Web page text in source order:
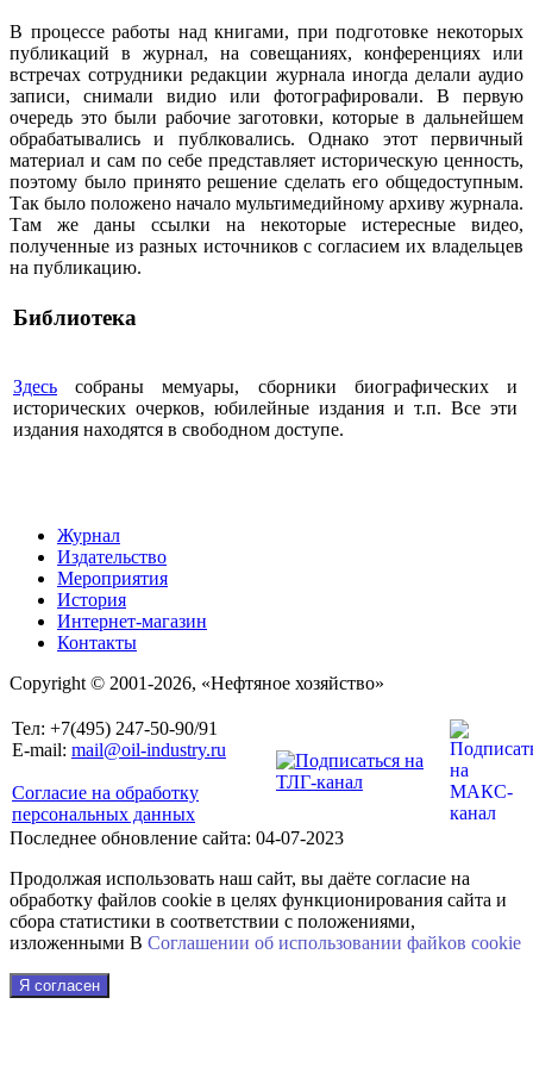
В процессе работы над книгами, при подготовке некоторых
публикаций в журнал, на совещаниях, конференциях или
встречах сотрудники редакции журнала иногда делали аудио
записи, снимали видио или фотографировали. В первую
очередь это были рабочие заготовки, которые в дальнейшем
обрабатывались и публковались. Однако этот первичный
материал и сам по себе представляет историческую ценность,
поэтому было принято решение сделать его общедоступным.
Так было положено начало мультимедийному архиву журнала.
Там же даны ссылки на некоторые истересные видео,
полученные из разных источников с согласием их владельцев
на публикацию.
Библиотека
Здесь собраны мемуары, сборники биографических и
исторических очерков, юбилейные издания и т.п. Все эти
издания находятся в свободном доступе.
Журнал
Издательство
Мероприятия
История
Интернет-магазин
Контакты
Copyright © 2001-2026, «Нефтяное хозяйство»
Тел: +7(495) 247-50-90/91
E-mail: mail@oil-industry.ru
Согласие на обработку
персональных данных
Последнее обновление сайта: 04-07-2023
Продолжая использовать наш сайт, вы даёте согласие на
обработку файлов cookie в целях функционирования сайта и
сбора статистики в соответствии с положениями,
изложенными В Соглашении об использовании файkов cookie
Я согласен